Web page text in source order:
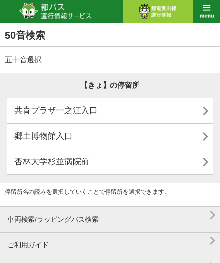
50音検索
五十音選択
【きょ】の停留所
共育プラザ一之江入口 
郷土博物館入口 
杏林大学杉並病院前 
停留所名の読みを選択していくことで停留所を選択できます。
車両検索/ラッピングバス検索 
ご利用ガイド 